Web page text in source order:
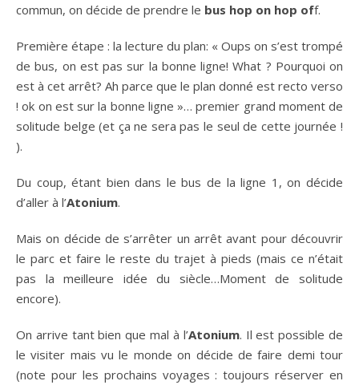
commun, on décide de prendre le bus hop on hop off.
Première étape : la lecture du plan: « Oups on s’est trompé
de bus, on est pas sur la bonne ligne! What ? Pourquoi on
est à cet arrêt? Ah parce que le plan donné est recto verso
! ok on est sur la bonne ligne »… premier grand moment de
solitude belge (et ça ne sera pas le seul de cette journée !
).
Du coup, étant bien dans le bus de la ligne 1, on décide
d’aller à l’Atonium.
Mais on décide de s’arrêter un arrêt avant pour découvrir
le parc et faire le reste du trajet à pieds (mais ce n’était
pas la meilleure idée du siècle…Moment de solitude
encore).
On arrive tant bien que mal à l’Atonium. Il est possible de
le visiter mais vu le monde on décide de faire demi tour
(note pour les prochains voyages : toujours réserver en